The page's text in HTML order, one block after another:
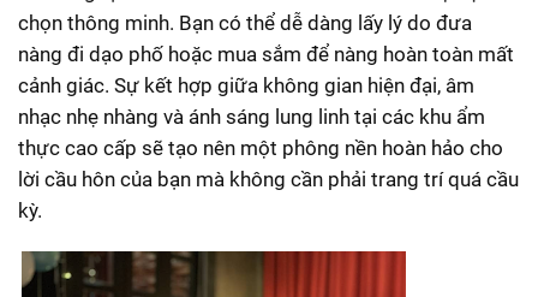
chọn thông minh. Bạn có thể dễ dàng lấy lý do đưa
nàng đi dạo phố hoặc mua sắm để nàng hoàn toàn mất
cảnh giác. Sự kết hợp giữa không gian hiện đại, âm
nhạc nhẹ nhàng và ánh sáng lung linh tại các khu ẩm
thực cao cấp sẽ tạo nên một phông nền hoàn hảo cho
lời cầu hôn của bạn mà không cần phải trang trí quá cầu
kỳ.